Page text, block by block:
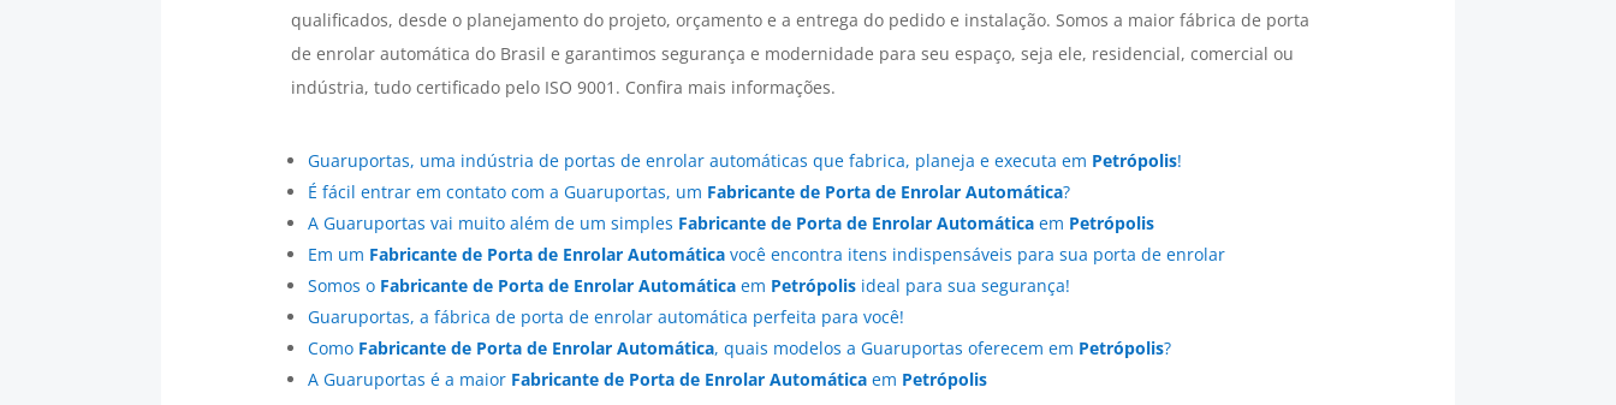
qualificados, desde o planejamento do projeto, orçamento e a entrega do pedido e instalação. Somos a maior fábrica de porta
de enrolar automática do Brasil e garantimos segurança e modernidade para seu espaço, seja ele, residencial, comercial ou
indústria, tudo certificado pelo ISO 9001. Confira mais informações.
Guaruportas, uma indústria de portas de enrolar automáticas que fabrica, planeja e executa em Petrópolis!
É fácil entrar em contato com a Guaruportas, um Fabricante de Porta de Enrolar Automática?
A Guaruportas vai muito além de um simples Fabricante de Porta de Enrolar Automáticaem Petrópolis
Em um Fabricante de Porta de Enrolar Automáticavocê encontra itens indispensáveis para sua porta de enrolar
Somos o Fabricante de Porta de Enrolar Automáticaem Petrópolisideal para sua segurança!
Guaruportas, a fábrica de porta de enrolar automática perfeita para você!
Como Fabricante de Porta de Enrolar Automática, quais modelos a Guaruportas oferecem em Petrópolis?
A Guaruportas é a maior Fabricante de Porta de Enrolar Automáticaem Petrópolis